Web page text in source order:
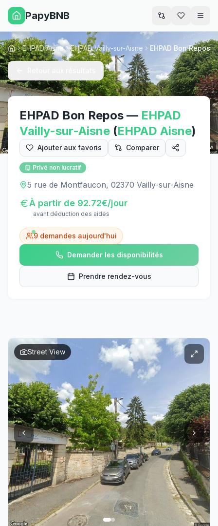
PapyBNB
Street View
AccueilEHPAD Aisne EHPAD Vailly-sur-Aisne EHPAD Bon Repos
EHPAD Bon Repos — EHPAD
Vailly-sur-Aisne (EHPAD Aisne)
Ajouter aux favoris Comparer
Privé non lucratif
5 rue de Montfaucon, 02370 Vailly-sur-Aisne
À partir de 92.72€/jour
avant déduction des aides
9 demandes aujourd'hui
Demander les disponibilités
Prendre rendez-vous
Street View